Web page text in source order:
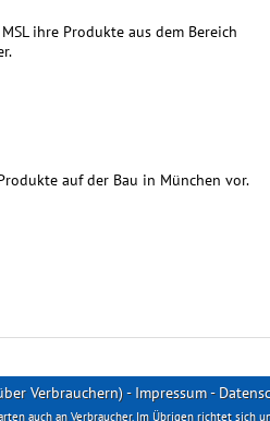
ihre Produkte aus dem Bereich
auf der Bau in München vor.
Verbrauchern)-Impressum-
auch an Verbraucher. Im Übrigen richtet sich